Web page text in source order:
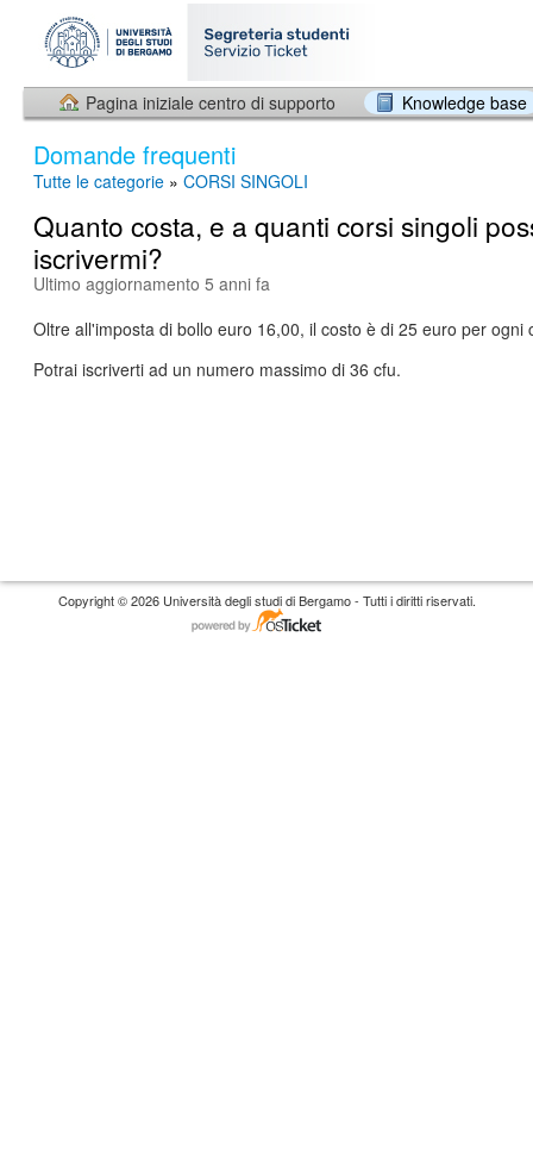
Pagina iniziale centro di supporto Knowledge base
Domande frequenti
Tutte le categorie » CORSI SINGOLI
Quanto costa, e a quanti corsi singoli
iscrivermi?
Ultimo aggiornamento 5 anni fa
Oltre all'imposta di bollo euro 16,00, il costo è di 25 euro per ogni
Potrai iscriverti ad un numero massimo di 36 cfu.
Copyright © 2026 Università degli studi di Bergamo - Tutti i diritti riservati.